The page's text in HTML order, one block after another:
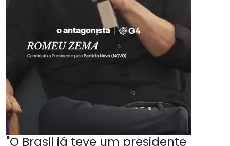
"O Brasil já teve um presidente